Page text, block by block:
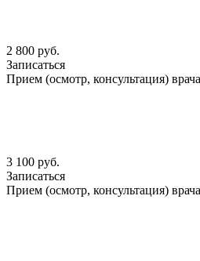
2 800 руб.
Записаться
Прием (осмотр, консультация)
3 100 руб.
Записаться
Прием (осмотр, консультация)